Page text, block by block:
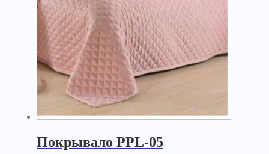
Покрывало PPL-05